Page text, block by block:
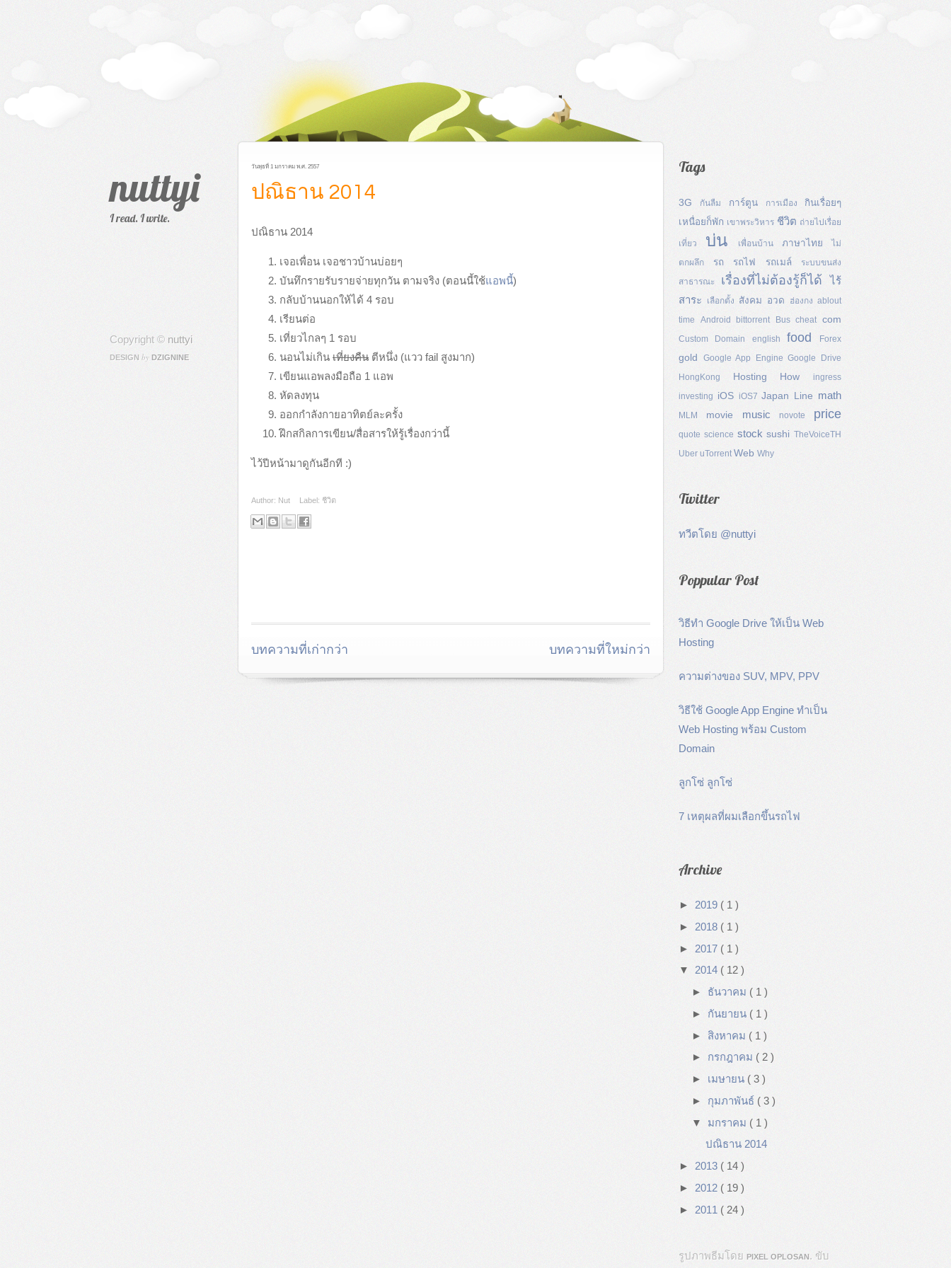
nuttyi
I read. I write.
Copyright © nuttyi
DESIGN by DZIGNINE
วันพุธที่ 1 มกราคม พ.ศ. 2557
ปณิธาน 2014
ปณิธาน 2014
เจอเพื่อน เจอชาวบ้านบ่อยๆ
บันทึกรายรับรายจ่ายทุกวัน ตามจริง (ตอนนี้ใช้แอพนี้)
กลับบ้านนอกให้ได้ 4 รอบ
เรียนต่อ
เที่ยวไกลๆ 1 รอบ
นอนไม่เกิน เที่ยงคืน ตีหนึ่ง (แวว fail สูงมาก)
เขียนแอพลงมือถือ 1 แอพ
หัดลงทุน
ออกกำลังกายอาทิตย์ละครั้ง
ฝึกสกิลการเขียน/สื่อสารให้รู้เรื่องกว่านี้
ไว้ปีหน้ามาดูกันอีกที :)
Author: Nut Label: ชีวิต
บทความที่ใหม่กว่า
บทความที่เก่ากว่า
Tags
3G กันลืม การ์ตูน การเมือง กินเรื่อยๆ
เหนื่อยก็พัก เขาพระวิหาร ชีวิต ถ่ายไปเรื่อย
เที่ยว บ่น เพื่อนบ้าน ภาษาไทยไม่
ตกผลึก
รถ รถไฟ รถเมล์
ระบบขนส่ง
สาธารณะ เรื่องที่ไม่ต้องรู้ก็ได้ไร้
สาระ
เลือกตั้ง สังคม อวด ฮ่องกง ablout
time Android bittorrent Buscheatcom
Custom Domain english food Forex
gold Google App EngineGoogle Drive
HongKong
Hosting Howingress
investing iOS iOS7Japan Line math
MLM movie musicnovote price
quote science stocksushi TheVoiceTH
Uber uTorrentWeb Why
Twitter
ทวีตโดย @nuttyi
Poppular Post
วิธีทำ Google Drive ให้เป็น Web
Hosting
ความต่างของ SUV, MPV, PPV
วิธีใช้ Google App Engine ทำเป็น
Web Hosting พร้อม Custom
Domain
ลูกโซ่ ลูกโซ่
7 เหตุผลที่ผมเลือกขึ้นรถไฟ
Archive
► 2019 ( 1 )
► 2018 ( 1 )
► 2017 ( 1 )
▼ 2014 ( 12 )
► ธันวาคม ( 1 )
► กันยายน ( 1 )
► สิงหาคม ( 1 )
► กรกฎาคม ( 2 )
► เมษายน ( 3 )
► กุมภาพันธ์ ( 3 )
▼ มกราคม ( 1 )
ปณิธาน 2014
► 2013 ( 14 )
► 2012 ( 19 )
► 2011 ( 24 )
รูปภาพธีมโดย PIXEL OPLOSAN . ขับ